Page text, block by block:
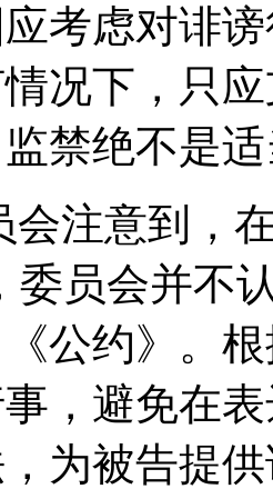
考虑对诽
况下，只
禁绝不是
会注意到，
委员会并不
公约》。
，避免在
为被告提